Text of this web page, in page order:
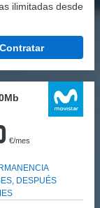
ilimitadas desde
Contratar
€/mes
DESPUÉS